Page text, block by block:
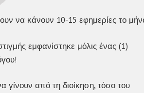
να κάνουν 10-15 εφημερίες το
εμφανίστηκε μόλις ένας (1)
γίνουν από τη διοίκηση, τόσο του